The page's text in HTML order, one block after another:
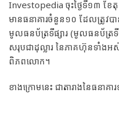
Investopedia ចុះថ្ងៃទី១៣ ខែ
មានធនាគារចំនួន១០ ដែលត្រូវប
មូលធនប័ត្រទីផ្សារ (មូលធនប័ត្រទីផ្
សរុបជាដុល្លារ នៃភាគហ៊ុនទាំ
ពិភពលោក។
ខាងក្រោមនេះ ជាតារាងនៃធនាគ